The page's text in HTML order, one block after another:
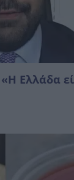
Ελλάδα